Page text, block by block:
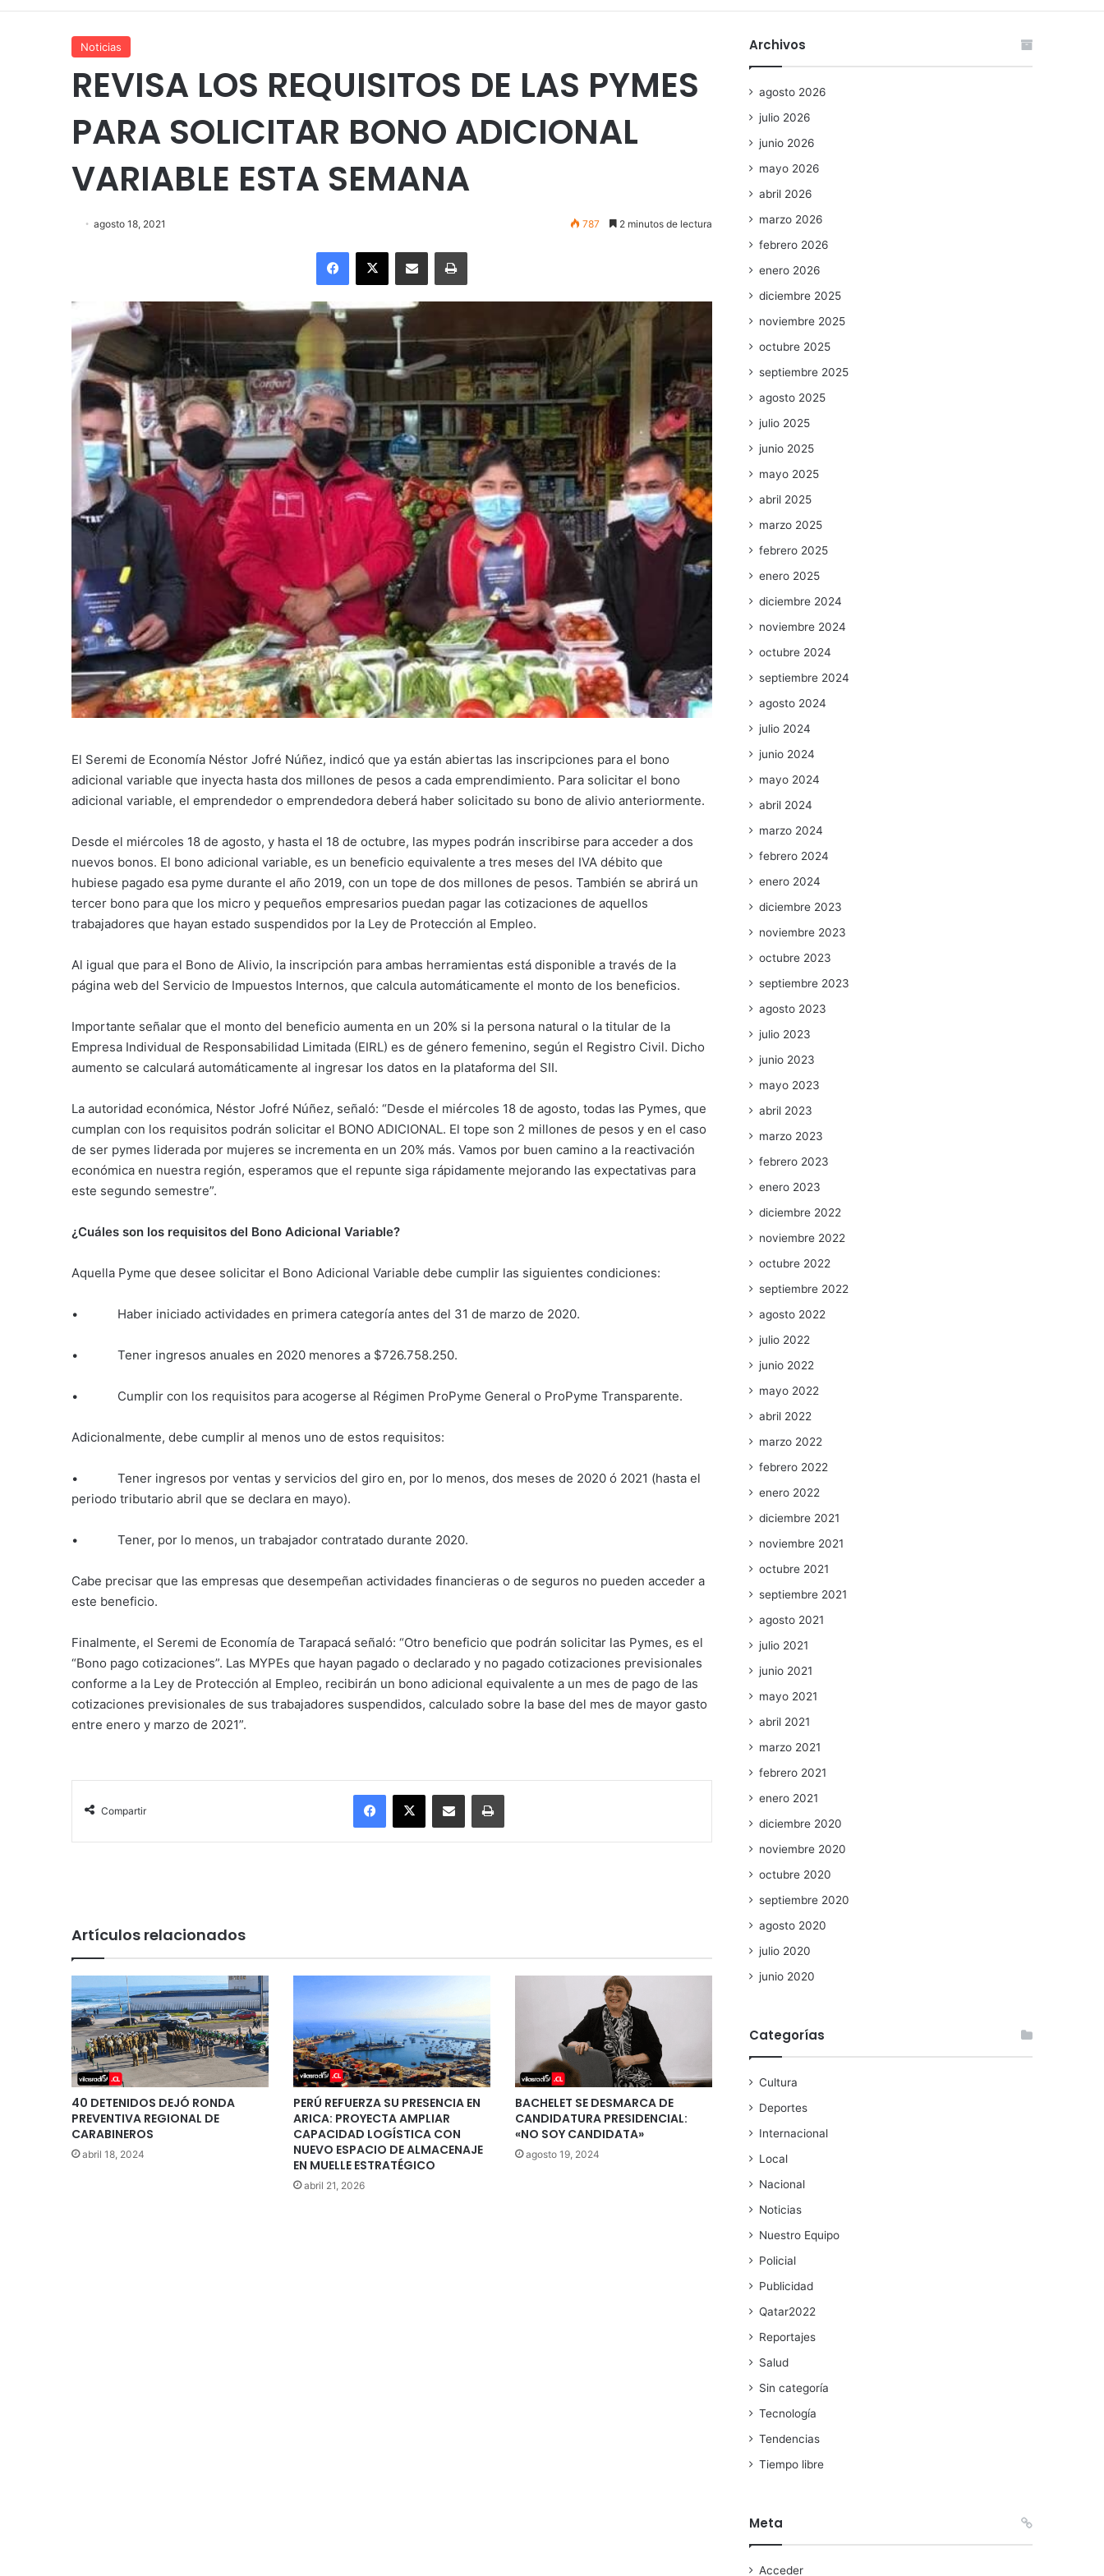
Noticias
REVISA LOS REQUISITOS DE LAS PYMES
PARA SOLICITAR BONO ADICIONAL
VARIABLE ESTA SEMANA
agosto 18, 2021 787 2 minutos de lectura
Facebook
X Enviar vía email Imprimir
El Seremi de Economía Néstor Jofré Núñez, indicó que ya están abiertas las inscripciones para el bono
adicional variable que inyecta hasta dos millones de pesos a cada emprendimiento. Para solicitar el bono
adicional variable, el emprendedor o emprendedora deberá haber solicitado su bono de alivio anteriormente.
Desde el miércoles 18 de agosto, y hasta el 18 de octubre, las mypes podrán inscribirse para acceder a dos
nuevos bonos. El bono adicional variable, es un beneficio equivalente a tres meses del IVA débito que
hubiese pagado esa pyme durante el año 2019, con un tope de dos millones de pesos. También se abrirá un
tercer bono para que los micro y pequeños empresarios puedan pagar las cotizaciones de aquellos
trabajadores que hayan estado suspendidos por la Ley de Protección al Empleo.
Al igual que para el Bono de Alivio, la inscripción para ambas herramientas está disponible a través de la
página web del Servicio de Impuestos Internos, que calcula automáticamente el monto de los beneficios.
Importante señalar que el monto del beneficio aumenta en un 20% si la persona natural o la titular de la
Empresa Individual de Responsabilidad Limitada (EIRL) es de género femenino, según el Registro Civil. Dicho
aumento se calculará automáticamente al ingresar los datos en la plataforma del SII.
La autoridad económica, Néstor Jofré Núñez, señaló: “Desde el miércoles 18 de agosto, todas las Pymes, que
cumplan con los requisitos podrán solicitar el BONO ADICIONAL. El tope son 2 millones de pesos y en el caso
de ser pymes liderada por mujeres se incrementa en un 20% más. Vamos por buen camino a la reactivación
económica en nuestra región, esperamos que el repunte siga rápidamente mejorando las expectativas para
este segundo semestre”.
¿Cuáles son los requisitos del Bono Adicional Variable?
Aquella Pyme que desee solicitar el Bono Adicional Variable debe cumplir las siguientes condiciones:
• Haber iniciado actividades en primera categoría antes del 31 de marzo de 2020.
• Tener ingresos anuales en 2020 menores a $726.758.250.
• Cumplir con los requisitos para acogerse al Régimen ProPyme General o ProPyme Transparente.
Adicionalmente, debe cumplir al menos uno de estos requisitos:
• Tener ingresos por ventas y servicios del giro en, por lo menos, dos meses de 2020 ó 2021 (hasta el
periodo tributario abril que se declara en mayo).
• Tener, por lo menos, un trabajador contratado durante 2020.
Cabe precisar que las empresas que desempeñan actividades financieras o de seguros no pueden acceder a
este beneficio.
Finalmente, el Seremi de Economía de Tarapacá señaló: “Otro beneficio que podrán solicitar las Pymes, es el
“Bono pago cotizaciones”. Las MYPEs que hayan pagado o declarado y no pagado cotizaciones previsionales
conforme a la Ley de Protección al Empleo, recibirán un bono adicional equivalente a un mes de pago de las
cotizaciones previsionales de sus trabajadores suspendidos, calculado sobre la base del mes de mayor gasto
entre enero y marzo de 2021”.
Compartir
Facebook
X Enviar vía email Imprimir
Artículos relacionados
40 DETENIDOS DEJÓ RONDA
PREVENTIVA REGIONAL DE
CARABINEROS
abril 18, 2024
PERÚ REFUERZA SU PRESENCIA EN
ARICA: PROYECTA AMPLIAR
CAPACIDAD LOGÍSTICA CON
NUEVO ESPACIO DE ALMACENAJE
EN MUELLE ESTRATÉGICO
abril 21, 2026
BACHELET SE DESMARCA DE
CANDIDATURA PRESIDENCIAL:
«NO SOY CANDIDATA»
agosto 19, 2024
Archivos
agosto 2026
julio 2026
junio 2026
mayo 2026
abril 2026
marzo 2026
febrero 2026
enero 2026
diciembre 2025
noviembre 2025
octubre 2025
septiembre 2025
agosto 2025
julio 2025
junio 2025
mayo 2025
abril 2025
marzo 2025
febrero 2025
enero 2025
diciembre 2024
noviembre 2024
octubre 2024
septiembre 2024
agosto 2024
julio 2024
junio 2024
mayo 2024
abril 2024
marzo 2024
febrero 2024
enero 2024
diciembre 2023
noviembre 2023
octubre 2023
septiembre 2023
agosto 2023
julio 2023
junio 2023
mayo 2023
abril 2023
marzo 2023
febrero 2023
enero 2023
diciembre 2022
noviembre 2022
octubre 2022
septiembre 2022
agosto 2022
julio 2022
junio 2022
mayo 2022
abril 2022
marzo 2022
febrero 2022
enero 2022
diciembre 2021
noviembre 2021
octubre 2021
septiembre 2021
agosto 2021
julio 2021
junio 2021
mayo 2021
abril 2021
marzo 2021
febrero 2021
enero 2021
diciembre 2020
noviembre 2020
octubre 2020
septiembre 2020
agosto 2020
julio 2020
junio 2020
Categorías
Cultura
Deportes
Internacional
Local
Nacional
Noticias
Nuestro Equipo
Policial
Publicidad
Qatar2022
Reportajes
Salud
Sin categoría
Tecnología
Tendencias
Tiempo libre
Meta
Acceder